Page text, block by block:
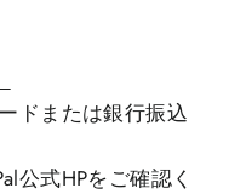
ドまたは銀行振込
公式HPをご確認く